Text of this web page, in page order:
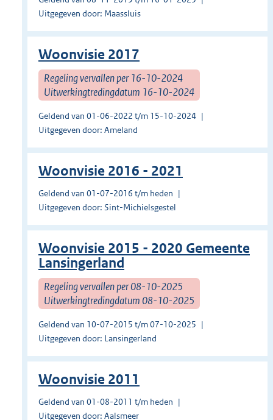
Uitgegeven door: Maassluis
Woonvisie 2017
Regeling vervallen per 16-10-2024
Uitwerkingtredingdatum 16-10-2024
Geldend van 01-06-2022 t/m 15-10-2024
Uitgegeven door: Ameland
Woonvisie 2016 - 2021
Geldend van 01-07-2016 t/m heden
Uitgegeven door: Sint-Michielsgestel
Woonvisie 2015 - 2020 Gemeente
Lansingerland
Regeling vervallen per 08-10-2025
Uitwerkingtredingdatum 08-10-2025
Geldend van 10-07-2015 t/m 07-10-2025
Uitgegeven door: Lansingerland
Woonvisie 2011
Geldend van 01-08-2011 t/m heden
Uitgegeven door: Aalsmeer